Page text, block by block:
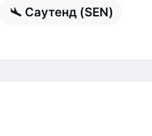
Саутенд (SEN)